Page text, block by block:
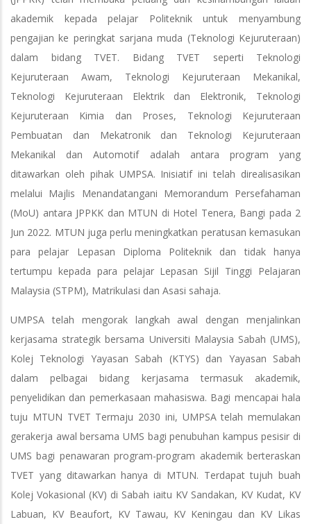
akademik kepada pelajar Politeknik untuk menyambung
pengajian ke peringkat sarjana muda (Teknologi Kejuruteraan)
dalam bidang TVET. Bidang TVET seperti Teknologi
Kejuruteraan Awam, Teknologi Kejuruteraan Mekanikal,
Teknologi Kejuruteraan Elektrik dan Elektronik, Teknologi
Kejuruteraan Kimia dan Proses, Teknologi Kejuruteraan
Pembuatan dan Mekatronik dan Teknologi Kejuruteraan
Mekanikal dan Automotif adalah antara program yang
ditawarkan oleh pihak UMPSA. Inisiatif ini telah direalisasikan
melalui Majlis Menandatangani Memorandum Persefahaman
(MoU) antara JPPKK dan MTUN di Hotel Tenera, Bangi pada 2
Jun 2022. MTUN juga perlu meningkatkan peratusan kemasukan
para pelajar Lepasan Diploma Politeknik dan tidak hanya
tertumpu kepada para pelajar Lepasan Sijil Tinggi Pelajaran
Malaysia (STPM), Matrikulasi dan Asasi sahaja.
UMPSA telah mengorak langkah awal dengan menjalinkan
kerjasama strategik bersama Universiti Malaysia Sabah (UMS),
Kolej Teknologi Yayasan Sabah (KTYS) dan Yayasan Sabah
dalam pelbagai bidang kerjasama termasuk akademik,
penyelidikan dan pemerkasaan mahasiswa. Bagi mencapai hala
tuju MTUN TVET Termaju 2030 ini, UMPSA telah memulakan
gerakerja awal bersama UMS bagi penubuhan kampus pesisir di
UMS bagi penawaran program-program akademik berteraskan
TVET yang ditawarkan hanya di MTUN. Terdapat tujuh buah
Kolej Vokasional (KV) di Sabah iaitu KV Sandakan, KV Kudat, KV
Labuan, KV Beaufort, KV Tawau, KV Keningau dan KV Likas